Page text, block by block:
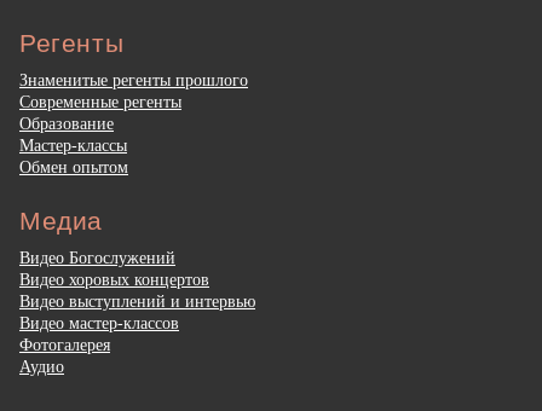
Регенты
Знаменитые регенты прошлого
Современные регенты
Образование
Мастер-классы
Обмен опытом
Медиа
Видео Богослужений
Видео хоровых концертов
Видео выступлений и интервью
Видео мастер-классов
Фотогалерея
Аудио